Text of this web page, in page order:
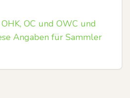
OC und OWC und
Angaben für Sammler